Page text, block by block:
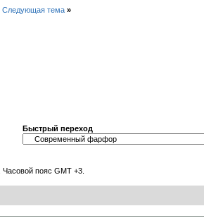
Следующая тема »
Быстрый переход
. Часовой пояс GMT +3.